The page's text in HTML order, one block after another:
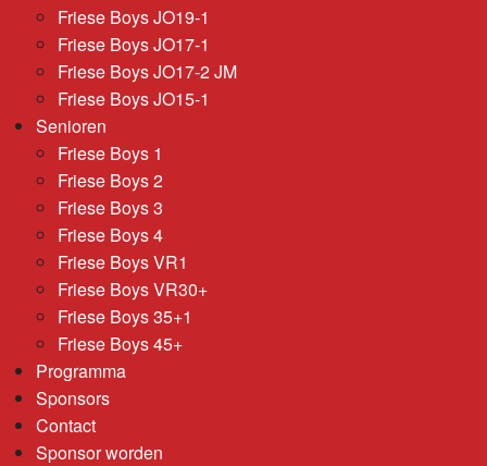
Friese Boys JO19-1
Friese Boys JO17-1
Friese Boys JO17-2 JM
Friese Boys JO15-1
Senioren
Friese Boys 1
Friese Boys 2
Friese Boys 3
Friese Boys 4
Friese Boys VR1
Friese Boys VR30+
Friese Boys 35+1
Friese Boys 45+
Programma
Sponsors
Contact
Sponsor worden